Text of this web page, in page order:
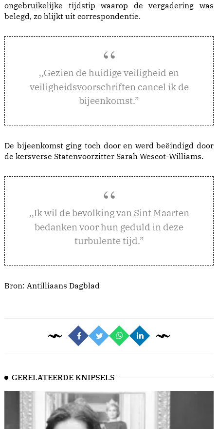
ongebruikelijke tijdstip waarop de vergadering was
belegd, zo blijkt uit correspondentie.
,,Gezien de huidige veiligheid en
veiligheidsvoorschriften cancel ik de
bijeenkomst.”
De bijeenkomst ging toch door en werd beëindigd door
de kersverse Statenvoorzitter Sarah Wescot-Williams.
,,Ik wil de bevolking van Sint Maarten
bedanken voor hun geduld in deze
turbulente tijd.”
Bron: Antilliaans Dagblad
GERELATEERDE KNIPSELS